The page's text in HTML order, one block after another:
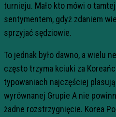
turnieju. Mało kto mówi o
sentymentem, gdyż zdaniem
sprzyjać sędziowie.
To jednak było dawno, a wielu
często trzyma kciuki za
typowaniach najczęściej
wyrównanej Grupie A nie
żadne rozstrzygnięcie. Korea